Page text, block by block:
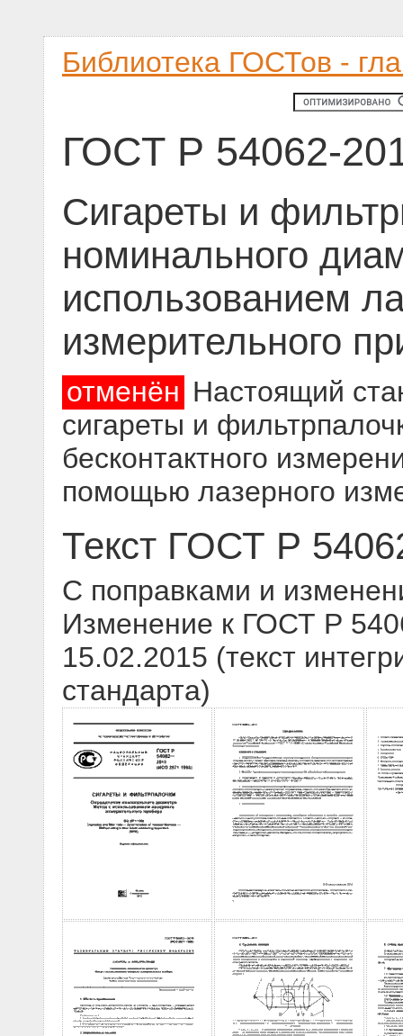
Библиотека ГОСТов -
ГОСТ Р 54062-
Сигареты и
номинального
использованием
измерительного
отменён Настоящий
сигареты и
бесконтактного
помощью лазерного
Текст ГОСТ Р
С поправками и
Изменение к ГОСТ Р
15.02.2015 (текст
стандарта)